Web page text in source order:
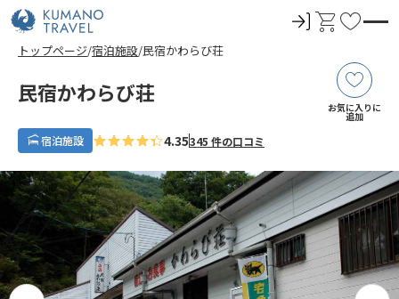
ロ カ お
に
入
り
トップページ 宿泊施設 民宿かわらび荘
民宿かわらび荘
お気に入りに
追加
宿泊施設 4.35345 件の口コミ